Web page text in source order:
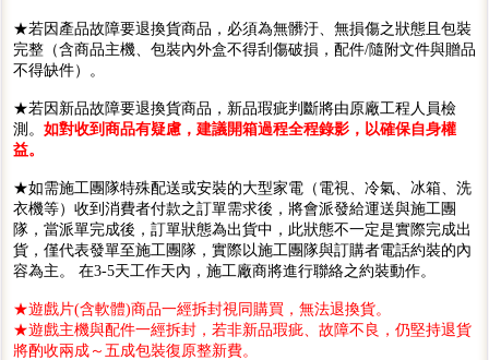
★若因產品故障要退換貨商品，必須為無髒汙、無損傷之狀態且包裝
完整（含商品主機、包裝內外盒不得刮傷破損，配件/隨附文件與贈品
不得缺件）。
★若因新品故障要退換貨商品，新品瑕疵判斷將由原廠工程人員檢
測。 如對收到商品有疑慮，建議開箱過程全程錄影，以確保自身權
益。
★如需施工團隊特殊配送或安裝的大型家電（電視、冷氣、冰箱、洗
衣機等）收到消費者付款之訂單需求後，將會派發給運送與施工團
隊，當派單完成後，訂單狀態為出貨中，此狀態不一定是實際完成出
貨，僅代表發單至施工團隊，實際以施工團隊與訂購者電話約裝的內
容為主。 在3-5天工作天內，施工廠商將進行聯絡之約裝動作。
★遊戲片(含軟體)商品一經拆封視同購買，無法退換貨。
★遊戲主機與配件一經拆封，若非新品瑕疵、故障不良，仍堅持退貨
將酌收兩成～五成包裝復原整新費。